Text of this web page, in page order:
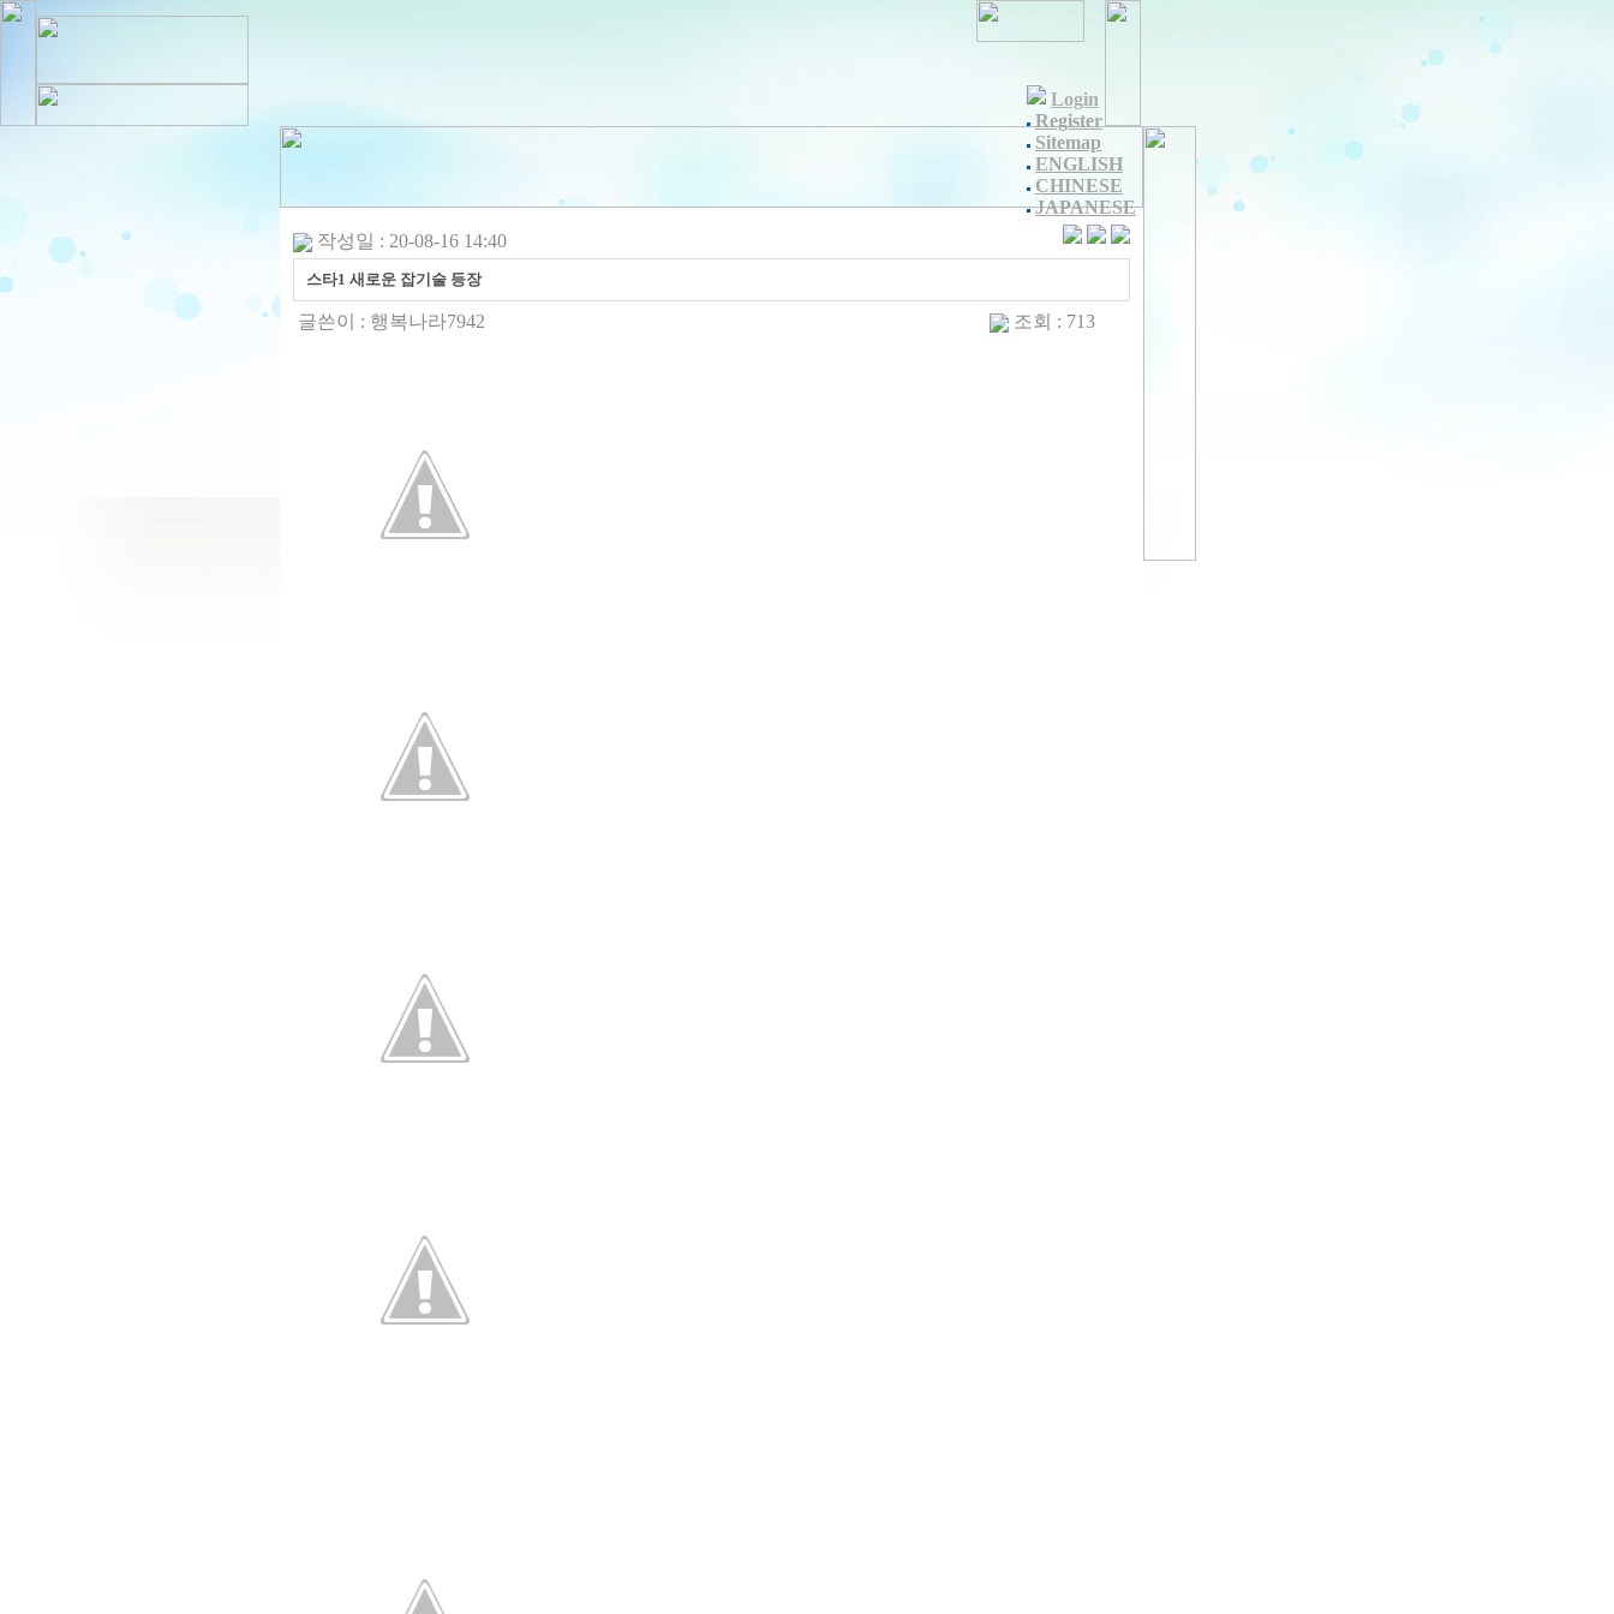
Login
Register
Sitemap
ENGLISH
CHINESE
JAPANESE
작성일 : 20-08-16 14:40
스타1 새로운 잡기술 등장
글쓴이 : 행복나라7942 조회 : 713